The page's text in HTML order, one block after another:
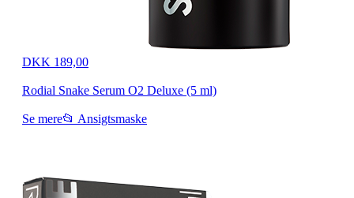
DKK 189,00
Rodial Snake Serum O2 Deluxe (5 ml)
Se mere📂 Ansigtsmaske